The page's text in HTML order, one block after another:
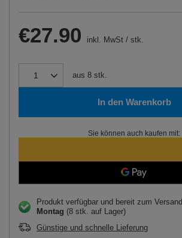
€27.90 inkl. MwSt / stk.
aus 8 stk.
In den Warenkorb
Sie können auch kaufen mit:
Produkt verfügbar und bereit zum Versand
Montag (8 stk. auf Lager)
Günstige und schnelle Lieferung